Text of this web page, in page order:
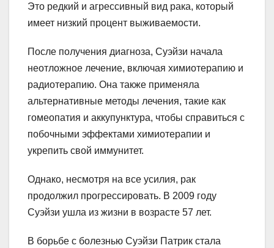
Это редкий и агрессивный вид рака, который
имеет низкий процент выживаемости.
После получения диагноза, Суэйзи начала
неотложное лечение, включая химиотерапию и
радиотерапию. Она также применяла
альтернативные методы лечения, такие как
гомеопатия и аккупунктура, чтобы справиться с
побочными эффектами химиотерапии и
укрепить свой иммунитет.
Однако, несмотря на все усилия, рак
продолжил прогрессировать. В 2009 году
Суэйзи ушла из жизни в возрасте 57 лет.
В борьбе с болезнью Суэйзи Патрик стала